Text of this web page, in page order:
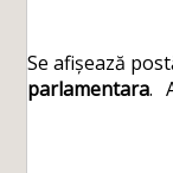
Se afișează
parlamentara.